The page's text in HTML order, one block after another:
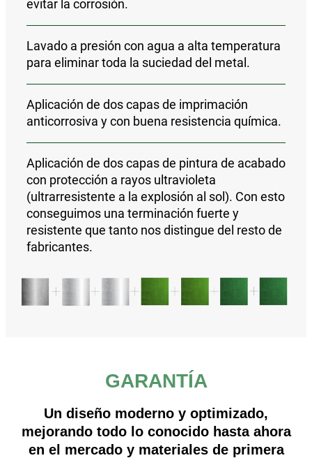
evitar la corrosión.
Lavado a presión con agua a alta temperatura
para eliminar toda la suciedad del metal.
Aplicación de dos capas de imprimación
anticorrosiva y con buena resistencia química.
Aplicación de dos capas de pintura de acabado
con protección a rayos ultravioleta
(ultrarresistente a la explosión al sol). Con esto
conseguimos una terminación fuerte y
resistente que tanto nos distingue del resto de
fabricantes.
GARANTÍA
Un diseño moderno y optimizado,
mejorando todo lo conocido hasta ahora
en el mercado y materiales de primera